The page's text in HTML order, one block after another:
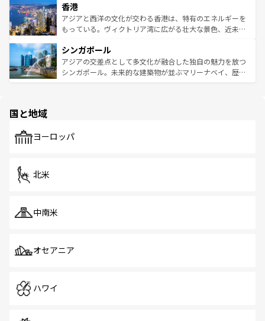
とつ。フォーやバインミー、ベトナムコーヒーなどは、ぜ
ひ現地で味わいたい。どの地域を訪れてもあたたかい人々
が旅行者を迎えてくれるので、きっと忘れられない旅にな
参照してほしい。
の活気が交差している。北部ではチェンマイなどの山岳地
帯で自然と触れ合い、南部ではプーケットやクラビの美し
いビーチでリゾート気分を楽しむことができる。タイ料理
激する。気候は一年中温暖で、どの季節にも異なる楽しみ
が待っている。親しみやすいタイの人々、仏教を中心とし
た文化、そして多様な観光資源が、訪れる旅人を魅了し続
香港
アジアと西洋の文化が交わる香港は、特有のエネルギーを
もっている。ヴィクトリア湾に広がる壮大な景色、近未来
み、どこを訪れても感動するはず。観光スポットが密集し
ており、効率よく見どころを回れるのも魅力。息をのむよ
うな絶景から文化的な体験まで、香港を存分に楽しみ尽く
シンガポール
アジアの交差点として多文化が融合した独自の魅力を放つ
シンガポール。未来的な建築物が並ぶマリーナベイ、歴史
で、ホーカーズは地元の風情を楽しめる外せないスポット
国と地域
ヨーロッパ
北米
中南米
オセアニア
ハワイ